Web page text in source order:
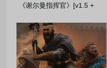
《谢尔曼指挥官》[v1.5 +
DLC]-(2026)-|FitGirl 多语言重
制版